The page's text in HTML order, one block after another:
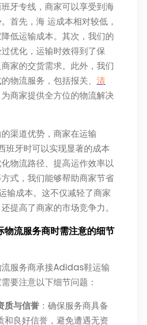
牙专线，商家可以享受到海
首先，海 运成本相对较低，
低运输成本。其次，我们的
优化，运输时效得到了保
家的交货需求。此外，我们
物流服务，包括报关、 清
商家提供全方位的物流解决
渠道优势，商家在运输
牙时可以实现显著的成本
物流路径、提高运作效率以
式，我们能够帮助商家节省
输成本。这不仅减轻了商家
提高了商家的市场竞争力。
物流服务商时需注意的细节
服务商承接Adidas鞋运输
要注意以下细节问题：
质与信誉 ：确保服务商具备
和良好信誉，避免遭遇无资